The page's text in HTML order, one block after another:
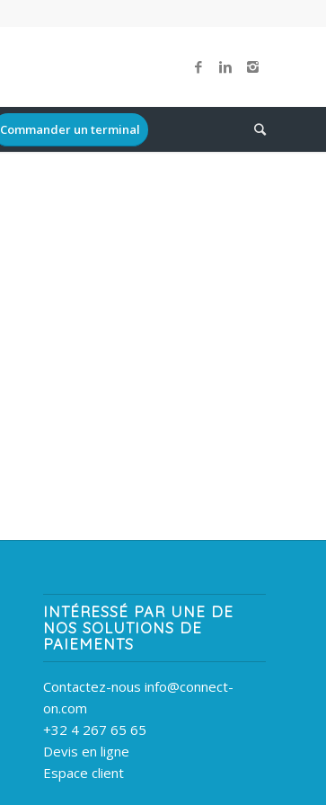
Commander un terminal
INTÉRESSÉ PAR UNE DE
NOS SOLUTIONS DE
PAIEMENTS
Contactez-nous info@connect-
on.com
+32 4 267 65 65
Devis en ligne
Espace client